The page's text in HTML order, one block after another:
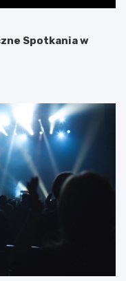
Spotkania w